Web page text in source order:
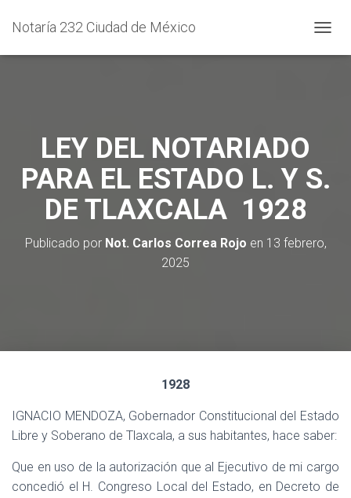
Notaría 232 Ciudad de México
A
O
A
Ó
LEY DEL NOTARIADO
PARA EL ESTADO L. Y S.
DE TLAXCALA 1928
Publicado por Not. Carlos Correa Rojo en 13 febrero,
2025
1928
IGNACIO MENDOZA, Gobernador Constitucional del Estado
Libre y Soberano de Tlaxcala, a sus habitantes, hace saber:
Que en uso de la autorización que al Ejecutivo de mi cargo
concedió el H. Congreso Local del Estado, en Decreto de